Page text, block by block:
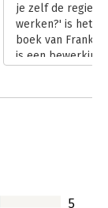
je zelf de regie
werken?' is het
boek van Frank
is een bewerking
5